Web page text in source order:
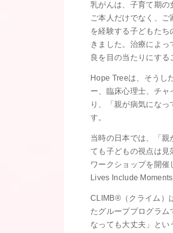
乳がんは、子育て期の
ご本人だけでなく、
を経験する子どもた
きました。治療によ
良を目の当たりにする
Hope Treeは、そうし
ー、臨床心理士、チャ
り、「親が病気にな
す。
当時の日本では、「
ても子どもの視点は
ワークショップを開
Lives Include
CLIMB®（クライム）
たグループプログラム
なっても大丈夫」とい